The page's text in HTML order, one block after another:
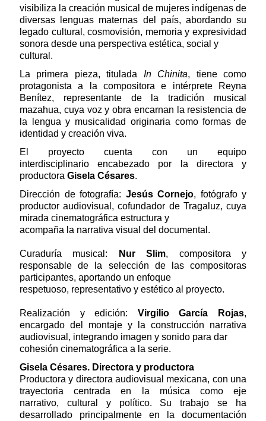
visibiliza la creación musical de mujeres indígenas de
diversas lenguas maternas del país, abordando su
legado cultural, cosmovisión, memoria y expresividad
sonora desde una perspectiva estética, social y
cultural.
La primera pieza, titulada In Chinita, tiene como
protagonista a la compositora e intérprete Reyna
Benítez, representante de la tradición musical
mazahua, cuya voz y obra encarnan la resistencia de
la lengua y musicalidad originaria como formas de
identidad y creación viva.
El proyecto cuenta con un equipo
interdisciplinario encabezado por la directora y
productora Gisela Césares.
Dirección de fotografía: Jesús Cornejo, fotógrafo y
productor audiovisual, cofundador de Tragaluz, cuya
mirada cinematográfica estructura y
acompaña la narrativa visual del documental.
Curaduría musical: Nur Slim, compositora y
responsable de la selección de las compositoras
participantes, aportando un enfoque
respetuoso, representativo y estético al proyecto.
Realización y edición: Virgilio García Rojas,
encargado del montaje y la construcción narrativa
audiovisual, integrando imagen y sonido para dar
cohesión cinematográfica a la serie.
Gisela Césares. Directora y productora
Productora y directora audiovisual mexicana, con una
trayectoria centrada en la música como eje
narrativo, cultural y político. Su trabajo se ha
desarrollado principalmente en la documentación